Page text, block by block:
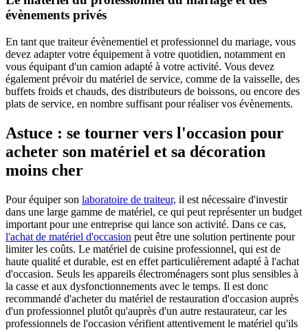
évènements privés
En tant que traiteur évènementiel et professionnel du mariage, vous
devez adapter votre équipement à votre quotidien, notamment en
vous équipant d'un camion adapté à votre activité. Vous devez
également prévoir du matériel de service, comme de la vaisselle, des
buffets froids et chauds, des distributeurs de boissons, ou encore des
plats de service, en nombre suffisant pour réaliser vos évènements.
Astuce : se tourner vers l'occasion pour
acheter son matériel et sa décoration
moins cher
Pour équiper son laboratoire de traiteur, il est nécessaire d'investir
dans une large gamme de matériel, ce qui peut représenter un budget
important pour une entreprise qui lance son activité. Dans ce cas,
l'achat de matériel d'occasion peut être une solution pertinente pour
limiter les coûts. Le matériel de cuisine professionnel, qui est de
haute qualité et durable, est en effet particulièrement adapté à l'achat
d'occasion. Seuls les appareils électroménagers sont plus sensibles à
la casse et aux dysfonctionnements avec le temps. Il est donc
recommandé d'acheter du matériel de restauration d'occasion auprès
d'un professionnel plutôt qu'auprès d'un autre restaurateur, car les
professionnels de l'occasion vérifient attentivement le matériel qu'ils